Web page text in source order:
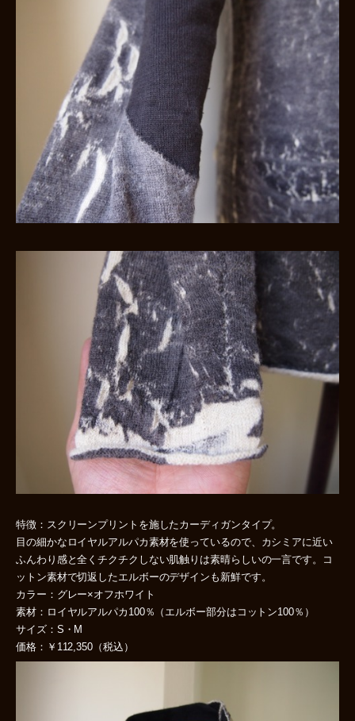
特徴：スクリーンプリントを施したカーディガンタイプ。
目の細かなロイヤルアルパカ素材を使っているので、カシミアに近い
ふんわり感と全くチクチクしない肌触りは素晴らしいの一言です。コ
ットン素材で切返したエルボーのデザインも新鮮です。
カラー：グレー×オフホワイト
素材：ロイヤルアルパカ100％（エルボー部分はコットン100％）
サイズ：S・M
価格：￥112,350（税込）